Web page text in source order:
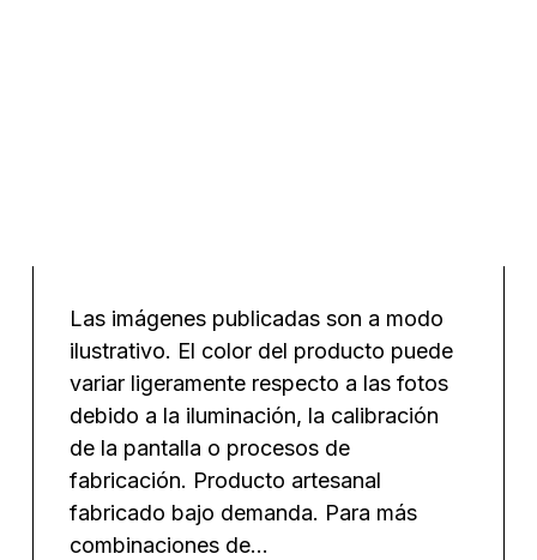
Las imágenes publicadas son a modo
ilustrativo. El color del producto puede
variar ligeramente respecto a las fotos
debido a la iluminación, la calibración
de la pantalla o procesos de
fabricación. Producto artesanal
fabricado bajo demanda. Para más
combinaciones de...